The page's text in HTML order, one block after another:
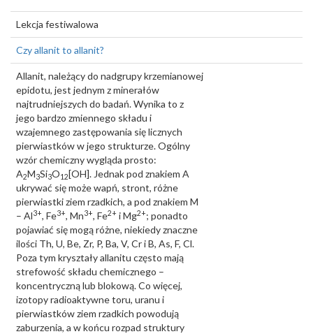
Lekcja festiwalowa
Czy allanit to allanit?
Allanit, należący do nadgrupy krzemianowej
epidotu, jest jednym z minerałów
najtrudniejszych do badań. Wynika to z
jego bardzo zmiennego składu i
wzajemnego zastępowania się licznych
pierwiastków w jego strukturze. Ogólny
wzór chemiczny wygląda prosto:
A2M3Si3O12[OH]. Jednak pod znakiem A
ukrywać się może wapń, stront, różne
pierwiastki ziem rzadkich, a pod znakiem M
– Al3+, Fe3+, Mn3+, Fe2+ i Mg2+; ponadto
pojawiać się mogą różne, niekiedy znaczne
ilości Th, U, Be, Zr, P, Ba, V, Cr i B, As, F, Cl.
Poza tym kryształy allanitu często mają
strefowość składu chemicznego –
koncentryczną lub blokową. Co więcej,
izotopy radioaktywne toru, uranu i
pierwiastków ziem rzadkich powodują
zaburzenia, a w końcu rozpad struktury